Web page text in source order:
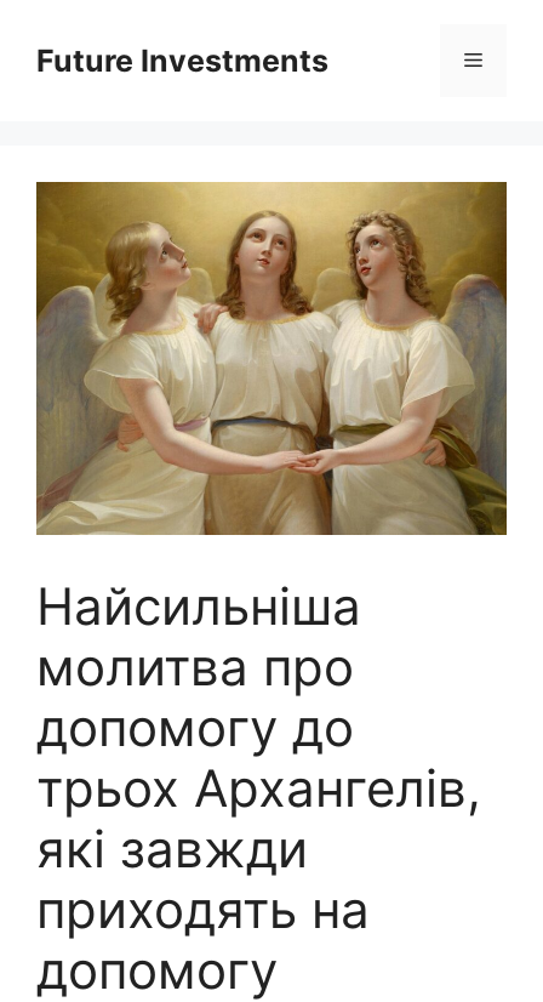
вмістуFuture Investments Меню
Найсильніша
молитва про
допомогу до
трьох Архангелів,
які завжди
приходять на
допомогу